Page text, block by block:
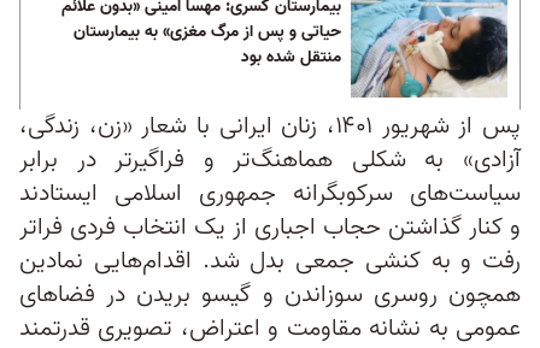
بیمارستان کسری: مهسا امینی «بدون علائم
حیاتی و پس از مرگ مغزی» به بیمارستان
منتقل شده بود
پس از شهریور ۱۴۰۱، زنان ایرانی با شعار «زن، زندگی،
آزادی» به شکلی هماهنگ‌تر و فراگیرتر در برابر
سیاست‌های سرکوبگرانه جمهوری اسلامی ایستادند
و کنار گذاشتن حجاب اجباری از یک انتخاب فردی فراتر
رفت و به کنشی جمعی بدل شد. اقدام‌هایی نمادین
همچون روسری‌ سوزاندن و گیسو بریدن در فضاهای
عمومی به نشانه مقاومت و اعتراض، تصویری قدرتمند